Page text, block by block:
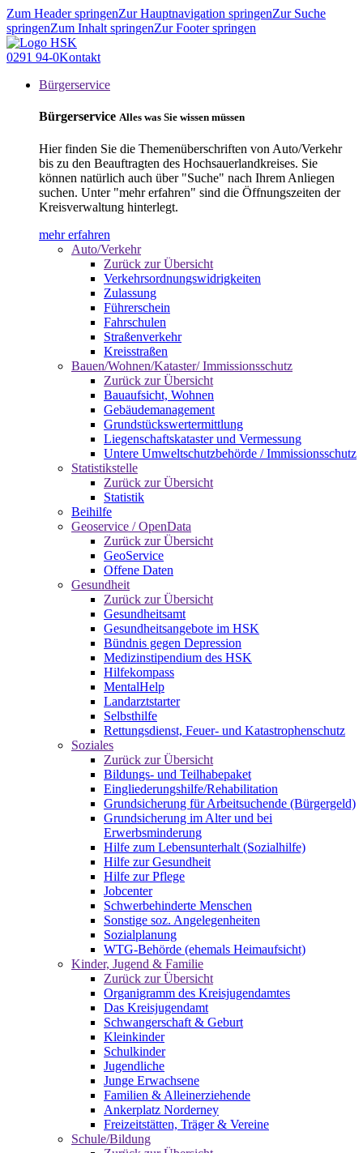
Zum Header springenZur Hauptnavigation springenZur Suche
springenZum Inhalt springenZur Footer springen
0291 94-0Kontakt
Bürgerservice
Bürgerservice Alles was Sie wissen müssen
Hier finden Sie die Themenüberschriften von Auto/Verkehr
bis zu den Beauftragten des Hochsauerlandkreises. Sie
können natürlich auch über "Suche" nach Ihrem Anliegen
suchen. Unter "mehr erfahren" sind die Öffnungszeiten der
Kreisverwaltung hinterlegt.
mehr erfahren
Auto/Verkehr
Zurück zur Übersicht
Verkehrsordnungswidrigkeiten
Zulassung
Führerschein
Fahrschulen
Straßenverkehr
Kreisstraßen
Bauen/Wohnen/Kataster/ Immissionsschutz
Zurück zur Übersicht
Bauaufsicht, Wohnen
Gebäudemanagement
Grundstückswertermittlung
Liegenschaftskataster und Vermessung
Untere Umweltschutzbehörde / Immissionsschutz
Statistikstelle
Zurück zur Übersicht
Statistik
Beihilfe
Geoservice / OpenData
Zurück zur Übersicht
GeoService
Offene Daten
Gesundheit
Zurück zur Übersicht
Gesundheitsamt
Gesundheitsangebote im HSK
Bündnis gegen Depression
Medizinstipendium des HSK
Hilfekompass
MentalHelp
Landarztstarter
Selbsthilfe
Rettungsdienst, Feuer- und Katastrophenschutz
Soziales
Zurück zur Übersicht
Bildungs- und Teilhabepaket
Eingliederungshilfe/Rehabilitation
Grundsicherung für Arbeitsuchende (Bürgergeld)
Grundsicherung im Alter und bei
Erwerbsminderung
Hilfe zum Lebensunterhalt (Sozialhilfe)
Hilfe zur Gesundheit
Hilfe zur Pflege
Jobcenter
Schwerbehinderte Menschen
Sonstige soz. Angelegenheiten
Sozialplanung
WTG-Behörde (ehemals Heimaufsicht)
Kinder, Jugend & Familie
Zurück zur Übersicht
Organigramm des Kreisjugendamtes
Das Kreisjugendamt
Schwangerschaft & Geburt
Kleinkinder
Schulkinder
Jugendliche
Junge Erwachsene
Familien & Alleinerziehende
Ankerplatz Norderney
Freizeitstätten, Träger & Vereine
Schule/Bildung